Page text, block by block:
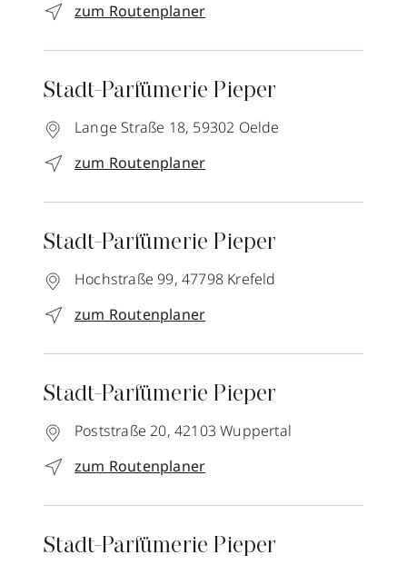
zum Routenplaner
Stadt-Parfümerie Pieper
Lange Straße 18, 59302 Oelde
zum Routenplaner
Stadt-Parfümerie Pieper
Hochstraße 99, 47798 Krefeld
zum Routenplaner
Stadt-Parfümerie Pieper
Poststraße 20, 42103 Wuppertal
zum Routenplaner
Stadt-Parfümerie Pieper